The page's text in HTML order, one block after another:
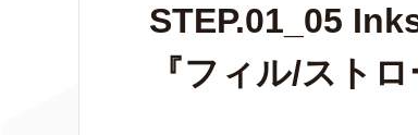
STEP.01_05
『フィル/スト